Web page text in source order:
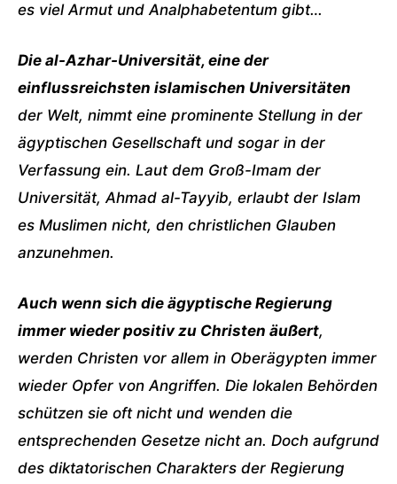
es viel Armut und Analphabetentum gibt…
Die al-Azhar-Universität, eine der
einflussreichsten islamischen Universitäten
der Welt, nimmt eine prominente Stellung in der
ägyptischen Gesellschaft und sogar in der
Verfassung ein. Laut dem Groß-Imam der
Universität, Ahmad al-Tayyib, erlaubt der Islam
es Muslimen nicht, den christlichen Glauben
anzunehmen.
Auch wenn sich die ägyptische Regierung
immer wieder positiv zu Christen äußert,
werden Christen vor allem in Oberägypten immer
wieder Opfer von Angriffen. Die lokalen Behörden
schützen sie oft nicht und wenden die
entsprechenden Gesetze nicht an. Doch aufgrund
des diktatorischen Charakters der Regierung